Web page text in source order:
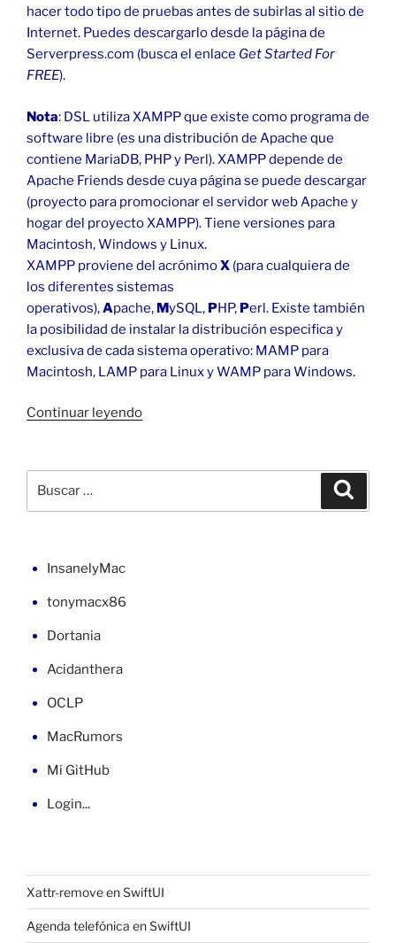
hacer todo tipo de pruebas antes de subirlas al sitio de
Internet. Puedes descargarlo desde la página de
Serverpress.com (busca el enlace Get Started For
FREE).
Nota: DSL utiliza XAMPP que existe como programa de
software libre (es una distribución de Apache que
contiene MariaDB, PHP y Perl). XAMPP depende de
Apache Friends desde cuya página se puede descargar
(proyecto para promocionar el servidor web Apache y
hogar del proyecto XAMPP). Tiene versiones para
Macintosh, Windows y Linux.
XAMPP proviene del acrónimoX (para cualquiera de
los diferentes sistemas
operativos),Apache, MySQL, PHP, Perl. Existe también
la posibilidad de instalar la distribución especifica y
exclusiva de cada sistema operativo: MAMP para
Macintosh, LAMP para Linux y WAMP para Windows.
Continuar leyendo«WordPress
Desktop
por:
InsanelyMac
tonymacx86
Dortania
Acidanthera
OCLP
MacRumors
Mi GitHub
Login...
Xattr-remove en SwiftUI
Agenda telefónica en SwiftUI